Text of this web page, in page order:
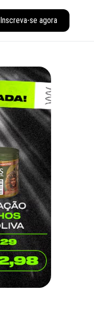
Inscreva-se agora